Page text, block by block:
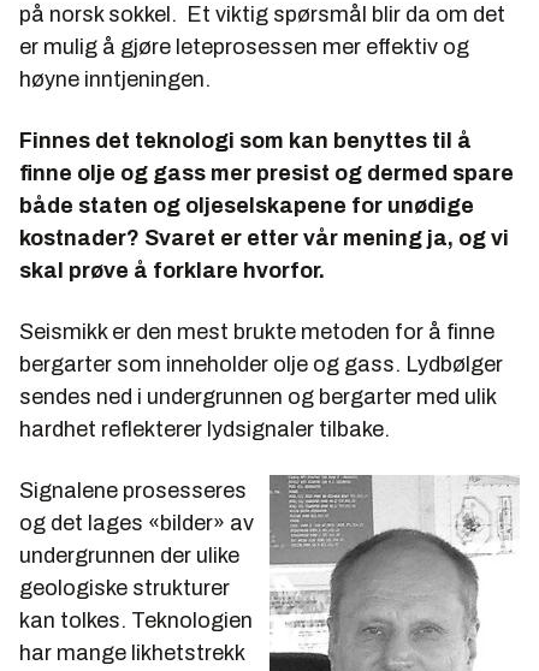
på norsk sokkel. Et viktig spørsmål blir da om det
er mulig å gjøre leteprosessen mer effektiv og
høyne inntjeningen.
Finnes det teknologi som kan benyttes til å
finne olje og gass mer presist og dermed spare
både staten og oljeselskapene for unødige
kostnader? Svaret er etter vår mening ja, og vi
skal prøve å forklare hvorfor.
Seismikk er den mest brukte metoden for å finne
bergarter som inneholder olje og gass. Lydbølger
sendes ned i undergrunnen og bergarter med ulik
hardhet reflekterer lydsignaler tilbake.
Signalene prosesseres
og det lages «bilder» av
undergrunnen der ulike
geologiske strukturer
kan tolkes. Teknologien
har mange likhetstrekk